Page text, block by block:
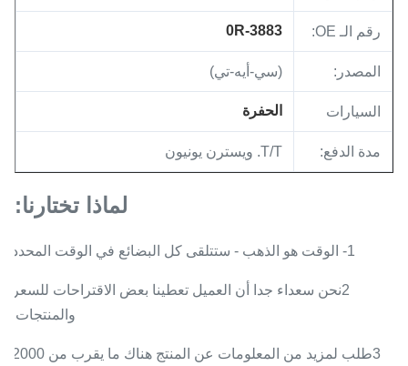
رقم الـ OE: 0R-3883
المصدر: (سي-أيه-تي)
السيارات الحفرة
مدة الدفع: T/T. ويسترن يونيون
لماذا تختارنا:
1- الوقت هو الذهب - ستتلقى كل البضائع في الوقت المحدد
2نحن سعداء جدا أن العميل تعطينا بعض الاقتراحات للسعر
والمنتجات.
3طلب لمزيد من المعلومات عن المنتج هناك ما يقرب من 2000